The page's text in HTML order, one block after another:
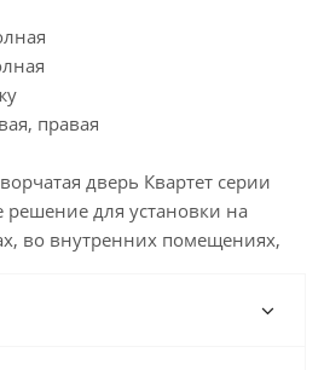
правая
дверь Квартет серии
для установки на
во внутренних помещениях,